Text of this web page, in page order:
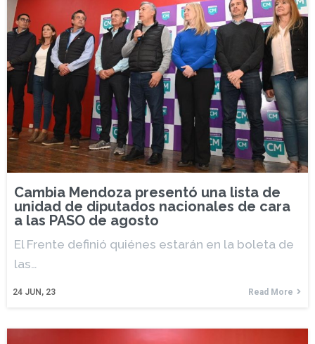
Cambia Mendoza presentó una lista de
unidad de diputados nacionales de cara
a las PASO de agosto
24 JUN, 23
El Frente definió quiénes estarán en la boleta de
las…
Read More